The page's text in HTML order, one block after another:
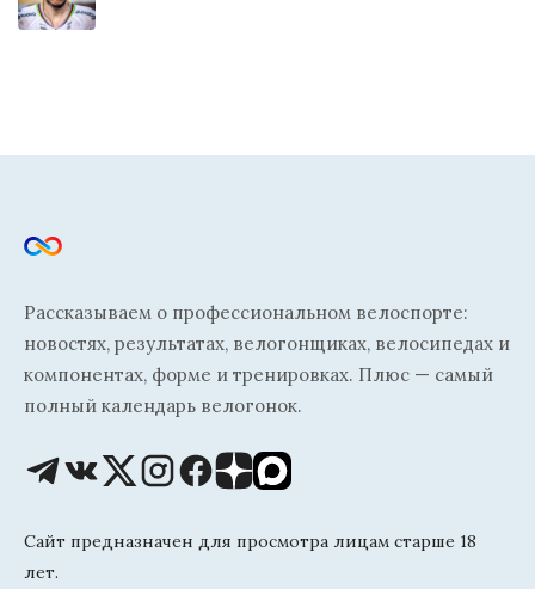
Рассказываем о профессиональном велоспорте:
новостях, результатах, велогонщиках, велосипедах и
компонентах, форме и тренировках. Плюс — самый
полный календарь велогонок.
Сайт предназначен для просмотра лицам старше 18
лет.